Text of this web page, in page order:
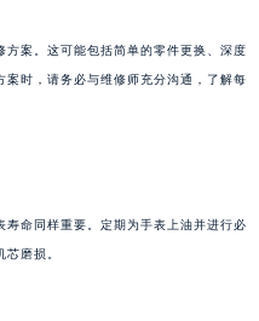
案。这可能包括简单的零件更换、深度
时，请务必与维修师充分沟通，了解每
命同样重要。定期为手表上油并进行必
磨损。